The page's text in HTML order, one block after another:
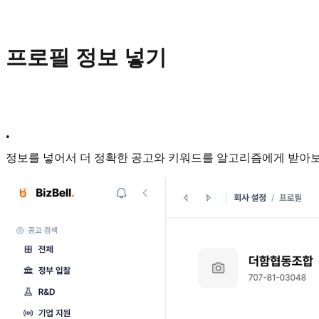
프로필 정보 넣기
•
정보를 넣어서 더 정확한 공고와 키워드를 알고리즘에게 받아